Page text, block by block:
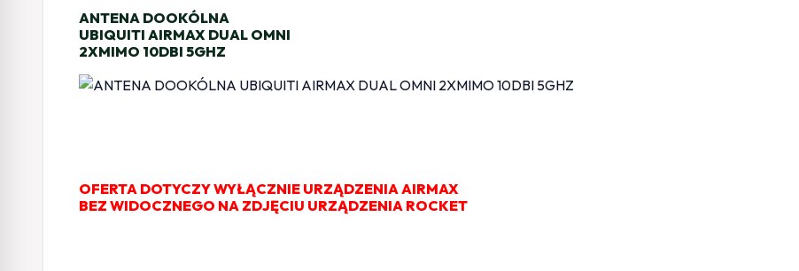
ANTENA DOOKÓLNA
UBIQUITI AIRMAX DUAL OMNI
2XMIMO 10DBI 5GHZ
OFERTA DOTYCZY WYŁĄCZNIE URZĄDZENIA AIRMAX
BEZ WIDOCZNEGO NA ZDJĘCIU URZĄDZENIA ROCKET